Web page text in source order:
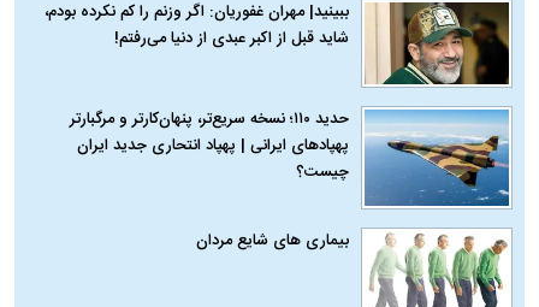
ببینید| مهران غفوریان: اگر وزنم را کم نکرده بودم،
شاید قبل از اکبر عبدی از دنیا می‌رفتم!
حدید ۱۱۰؛ نسخه سریع‌تر، پنهان‌کارتر و مرگبارتر
پهپادهای ایرانی | پهپاد انتحاری جدید ایران
چیست؟
بیماری‌ های شایع مردان